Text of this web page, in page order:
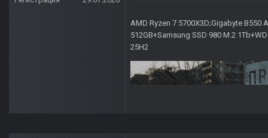
AMD Ryzen 7 5700X3D;Gigabyte B550
512GB+Samsung SSD 980 M.2
25H2